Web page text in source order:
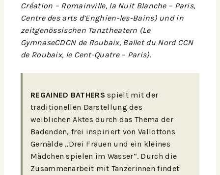
Création – Romainville, la Nuit Blanche – Paris,
Centre des arts d’Enghien-les-Bains) und in
zeitgenössischen Tanztheatern (Le
GymnaseCDCN de Roubaix, Ballet du Nord CCN
de Roubaix, le Cent-Quatre – Paris).
REGAINED BATHERS spielt mit der
traditionellen Darstellung des
weiblichen Aktes durch das Thema der
Badenden, frei inspiriert von Vallottons
Gemälde „Drei Frauen und ein kleines
Mädchen spielen im Wasser“. Durch die
Zusammenarbeit mit Tänzerinnen findet